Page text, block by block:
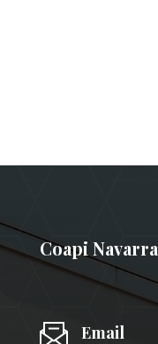
Coapi Navarra
Email